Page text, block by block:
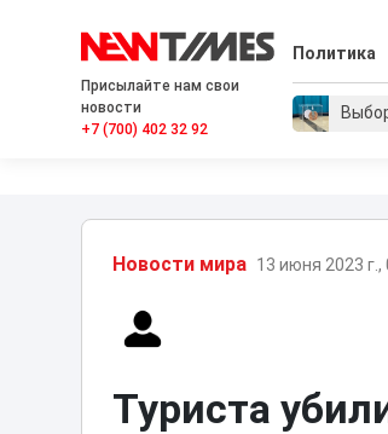
Присылайте нам свои
новости
+7 (700) 402 32 92
Политика
Новости мира 13 июня 2023 г.,
Туриста